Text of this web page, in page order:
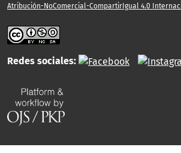
Atribución-NoComercial-CompartirIgual 4.0
Redes sociales: